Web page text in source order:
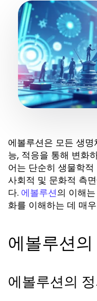
에볼루션은 모든 생
능, 적응을 통해 변화
어는 단순히 생물학
사회적 및 문화적 측
다. 에볼루션의 이해
화를 이해하는 데 매
에볼루션
에볼루션의